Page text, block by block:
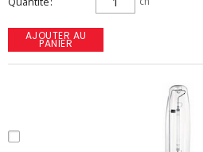
AJOUTER AU
PANIER